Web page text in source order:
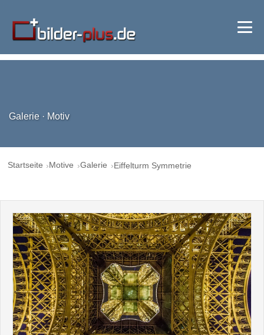
Galerie · Motiv
Startseite Motive Galerie Eiffelturm Symmetrie